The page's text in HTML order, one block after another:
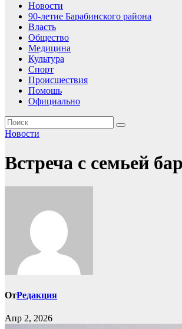
Новости
90-летие Барабинского района
Власть
Общество
Медицина
Культура
Спорт
Происшествия
Помошь
Официально
Новости
Встреча с семьей
ОтРедакция
Апр 2, 2026